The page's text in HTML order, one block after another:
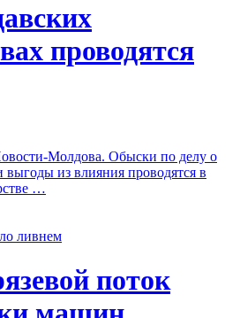
проводятся
Молдова. Обыски по делу о
из влияния проводятся в
…
поток